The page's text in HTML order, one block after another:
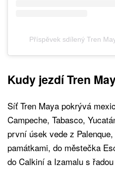
Příspěvek sdílený Tren
Kudy jezdí Tren
Síť Tren Maya pokrývá
Campeche, Tabasco,
první úsek vede z
památkami, do městečka
do Calkiní a Izamalu s